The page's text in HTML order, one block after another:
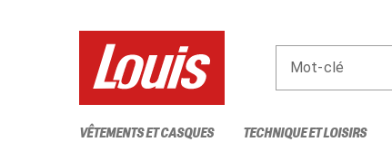
Mot-clé
VÊTEMENTS ET CASQUES TECHNIQUE ET LOISIRS